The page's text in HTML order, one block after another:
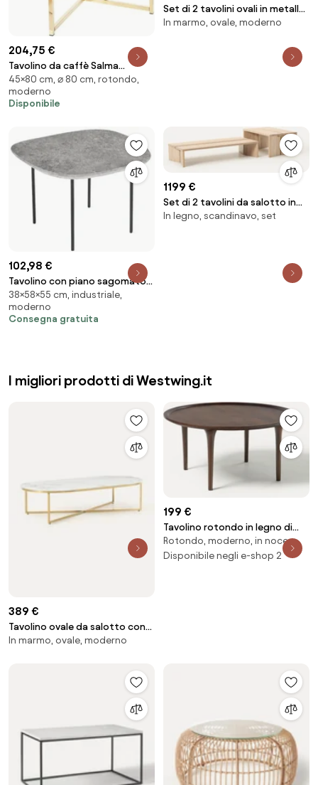
204,75 €
Tavolino da caffè Salma
effetto marmo bianco/oro -
H45 cm
45×80 cm, ⌀ 80 cm, rotondo,
moderno
Disponibile
Set di 2 tavolini ovali in metallo
e marmo Leander
In marmo, ovale, moderno
102,98 €
Tavolino con piano sagomato
in legno Cemento e base in
metallo - FLUX Small
38×58×55 cm, industriale,
moderno
Consegna gratuita
1199 €
Set di 2 tavolini da salotto in
legno di quercia Amad
In legno, scandinavo, set
I migliori prodotti di Westwing.it
389 €
Tavolino ovale da salotto con
piano in vetro effetto marmo
In marmo, ovale, moderno
199 €
Tavolino rotondo in legno di
mango Jeani
Rotondo, moderno, in noce
Disponibile negli e-shop 2